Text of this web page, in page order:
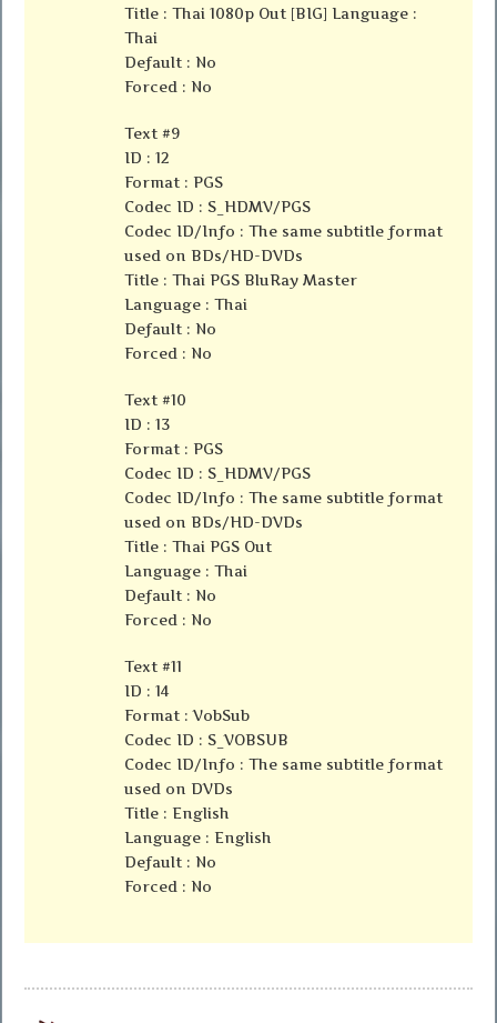
Title : Thai 1080p Out [BIG] Language :
Thai
Default : No
Forced : No
Text #9
ID : 12
Format : PGS
Codec ID : S_HDMV/PGS
Codec ID/Info : The same subtitle format
used on BDs/HD-DVDs
Title : Thai PGS BluRay Master
Language : Thai
Default : No
Forced : No
Text #10
ID : 13
Format : PGS
Codec ID : S_HDMV/PGS
Codec ID/Info : The same subtitle format
used on BDs/HD-DVDs
Title : Thai PGS Out
Language : Thai
Default : No
Forced : No
Text #11
ID : 14
Format : VobSub
Codec ID : S_VOBSUB
Codec ID/Info : The same subtitle format
used on DVDs
Title : English
Language : English
Default : No
Forced : No